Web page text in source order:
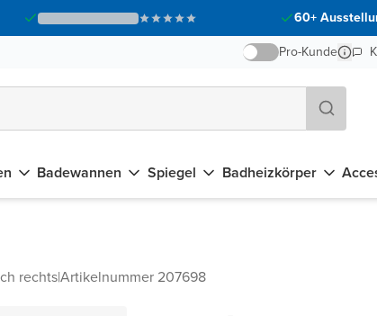
60+
Pro-Kunde
Badewannen Spiegel Badheizkörper
rechts|Artikelnummer 207698